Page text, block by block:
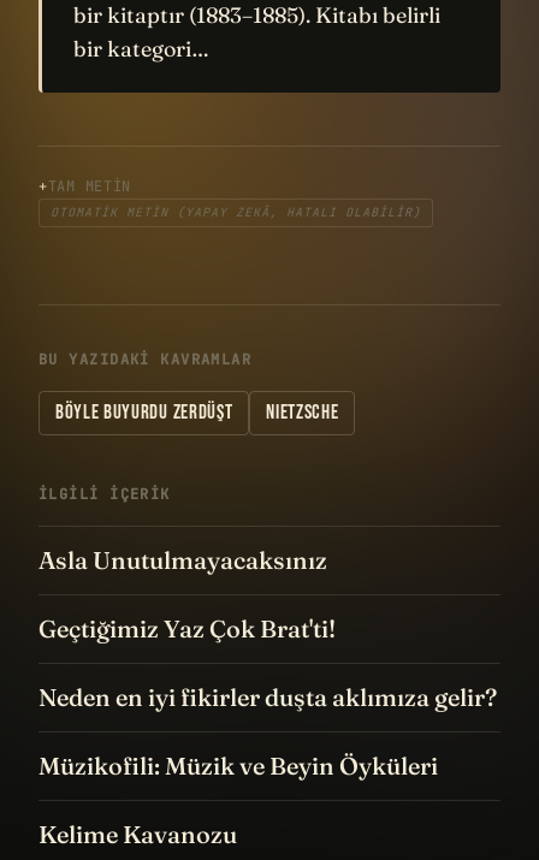
bir kitaptır (1883–1885). Kitabı belirli
bir kategori…
TAM METIN
OTOMATIK METIN (YAPAY ZEKÂ, HATALI OLABILIR)
BU YAZIDAKI KAVRAMLAR
BÖYLE BUYURDU ZERDÜŞT NIETZSCHE
İLGILI IÇERIK
Asla Unutulmayacaksınız
Geçtiğimiz Yaz Çok Brat'ti!
Neden en iyi fikirler duşta aklımıza gelir?
Müzikofili: Müzik ve Beyin Öyküleri
Kelime Kavanozu